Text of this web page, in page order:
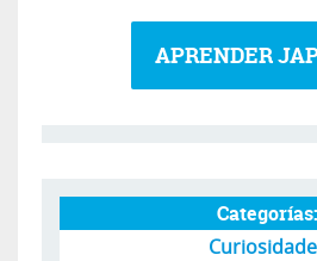
APRENDER
Categorías: